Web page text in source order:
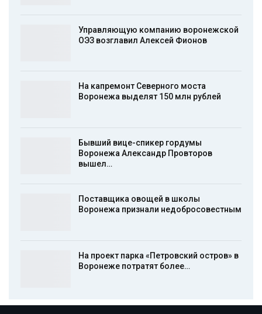
Управляющую компанию воронежской
ОЭЗ возглавил Алексей Фионов
На капремонт Северного моста
Воронежа выделят 150 млн рублей
Бывший вице-спикер гордумы
Воронежа Александр Провторов
вышел…
Поставщика овощей в школы
Воронежа признали недобросовестным
На проект парка «Петровский остров» в
Воронеже потратят более…